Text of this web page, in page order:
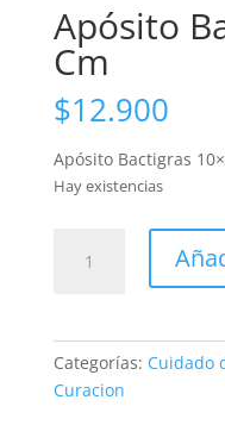
Apósito
Cm
$12.900
Apósito Bactigras
Hay existencias
Bactigras
cantidad
Categorías: Cuidado
Curacion